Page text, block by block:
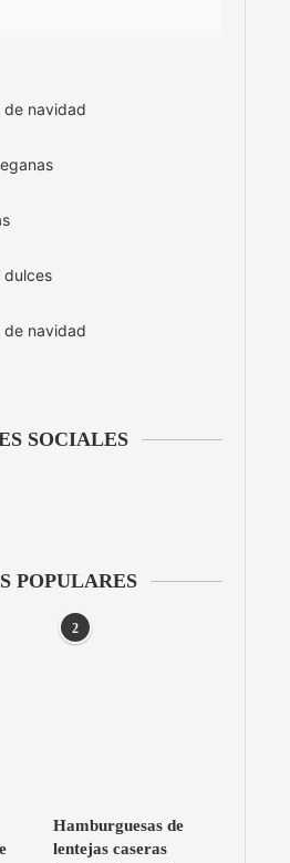
SOCIALES
POPULARES
2
Hamburguesas de
lentejas caseras